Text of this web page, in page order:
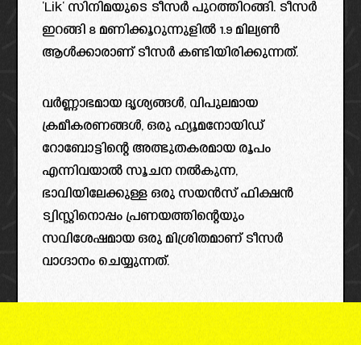
‘Lik‘ സിനിമയുടെ ടീസർ പുറത്തിറങ്ങി. ടീസർ
ഇറങ്ങി 8 മണിക്കൂറുന്നുളിൽ 1.9 മില്യൺ
ആൾക്കാരാണ് ടീസർ കണ്ടിയിരിക്കുന്നത്.
വർണ്ണാഭമായ ദൃശ്യങ്ങൾ, വിപുലമായ
ക്രമീകരണങ്ങൾ, ഒരു ഹ്യൂമനോയിഡ്
റോബോട്ടിന്റെ അത്ഭുതകരമായ രൂപം
എന്നിവയാൽ സൂചന നൽകുന്ന,
ഭാവിയിലേക്കുള്ള ഒരു സയൻസ് ഫിക്ഷൻ
ട്വിസ്റ്റിനൊപ്പം പ്രണയത്തിന്റെയും
സവിശേഷമായ ഒരു മിശ്രിതമാണ് ടീസർ
വാഗ്ദാനം ചെയ്യുന്നത്.